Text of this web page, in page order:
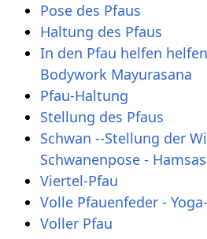
Pose des Pfaus
Haltung des Pfaus
In den Pfau helfen
Bodywork Mayurasana
Pfau-Haltung
Stellung des Pfaus
Schwan --Stellung der
Schwanenpose -
Viertel-Pfau
Volle Pfauenfeder -
Voller Pfau